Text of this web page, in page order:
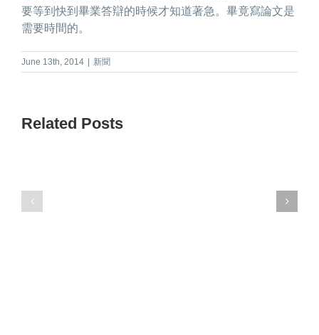
要等到快到畢業答辯的時候才知道著急。畢竟寫論文是
需要時間的。
June 13th, 2014 新聞
Related Posts